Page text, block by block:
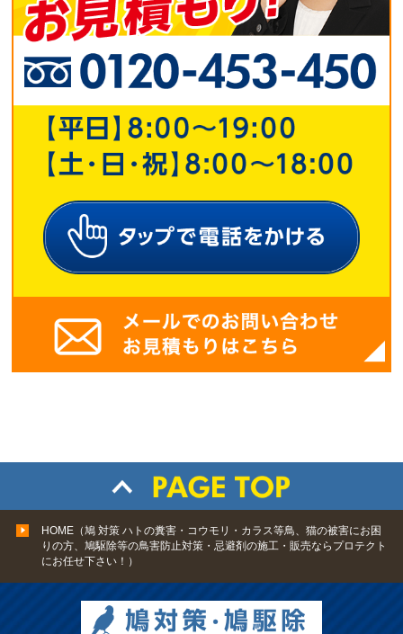
HOME（鳩 対策 ハトの糞害・コウモリ・カラス等鳥、猫の被害にお困
りの方、鳩駆除等の鳥害防止対策・忌避剤の施工・販売ならプロテクト
にお任せ下さい！）